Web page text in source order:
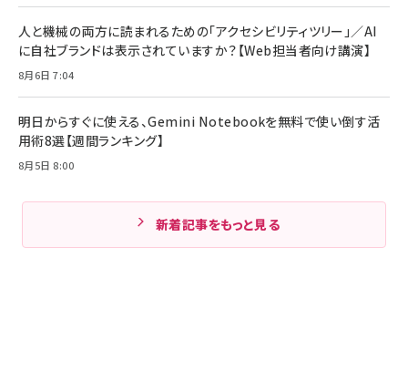
人と機械の両方に読まれるための「アクセシビリティツリー」／AI
に自社ブランドは表示されていますか？【Web担当者向け講演】
8月6日 7:04
明日からすぐに使える、Gemini Notebookを無料で使い倒す活
用術8選【週間ランキング】
8月5日 8:00
新着記事をもっと見る